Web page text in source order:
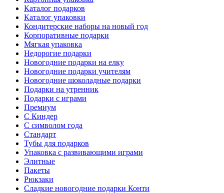
Каталог подарков
Каталог упаковки
Кондитерские наборы на новый год
Корпоративные подарки
Мягкая упаковка
Недорогие подарки
Новогодние подарки на елку
Новогодние подарки учителям
Новогодние шоколадные подарки
Подарки на утренник
Подарки с играми
Премиум
С Киндер
С символом года
Стандарт
Тубы для подарков
Упаковка с развивающими играми
Элитные
Пакеты
Рюкзаки
Сладкие новогодние подарки Конти